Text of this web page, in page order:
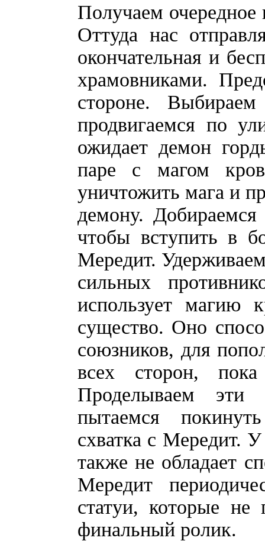
Получаем
Оттуда нас
окончательная и
храмовниками.
стороне.
продвигаемся по
ожидает демон
паре с магом
уничтожить мага и
демону.
чтобы вступить в
Мередит.
сильных
использует магию
существо. Оно
союзников, для
всех сторон,
Проделываем эти
пытаемся
схватка с Мередит.
также не обладает
Мередит
статуи, которые не
финальный ролик.